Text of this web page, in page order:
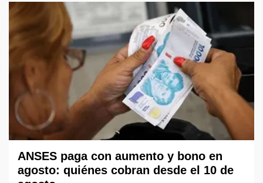
ANSES paga con aumento y bono en
agosto: quiénes cobran desde el 10 de